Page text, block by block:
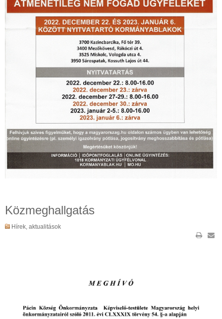
Közmeghallgatás
Hírek, aktualitások